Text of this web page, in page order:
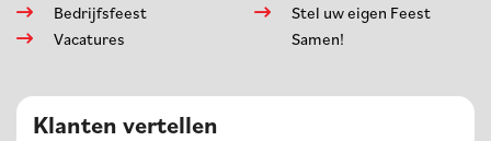
Bedrijfsfeest
Vacatures
Stel uw eigen Feest
Samen!
Klanten vertellen